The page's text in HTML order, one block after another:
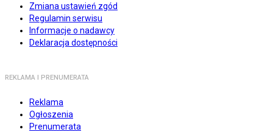
Zmiana ustawień zgód
Regulamin serwisu
Informacje o nadawcy
Deklaracja dostępności
REKLAMA I PRENUMERATA
Reklama
Ogłoszenia
Prenumerata